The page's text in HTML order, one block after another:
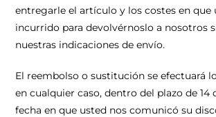
entregarle el artículo y los costes en que
incurrido para devolvérnoslo a nosotros
nuestras indicaciones de envío.
El reembolso o sustitución se efectuará
en cualquier caso, dentro del plazo de 14
fecha en que usted nos comunicó su